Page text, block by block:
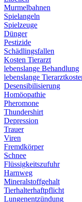
Murmelbahnen
Spielangeln
Spielzeuge
Dünger
Pestizide
Schädlingsfallen
Kosten Tierarzt
lebenslange Behandlung
lebenslange
Desensibilisierung
Homöopathie
Pheromone
Thundershirt
Depression
Trauer
Viren
Fremdkörper
Schnee
Flüssigkeitszufuhr
Harnweg
Mineralstoffgehalt
Tierhalterhaftpflicht
Lungenentzündung